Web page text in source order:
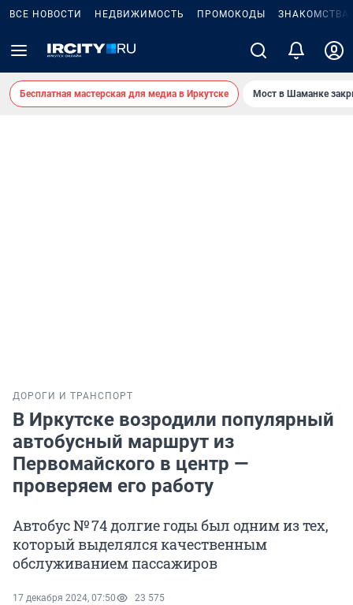
ВСЕ НОВОСТИ НЕДВИЖИМОСТЬ ПРОМОКОДЫ ЗНАКОМСТВА
Бесплатная мастерская для медиа в Иркутске Мост в Шаманке
ДОРОГИ И ТРАНСПОРТ
В Иркутске возродили популярный
автобусный маршрут из
Первомайского в центр —
проверяем его работу
Автобус № 74 долгие годы был одним из тех,
который выделялся качественным
обслуживанием пассажиров
17 декабря 2024, 07:50 23 575